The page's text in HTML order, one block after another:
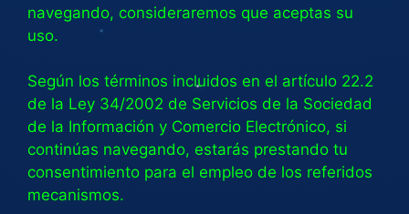
navegando, consideraremos que aceptas su
uso.
Según los términos incluidos en el artículo 22.2
de la Ley 34/2002 de Servicios de la Sociedad
de la Información y Comercio Electrónico, si
continúas navegando, estarás prestando tu
consentimiento para el empleo de los referidos
mecanismos.